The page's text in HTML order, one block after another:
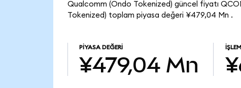
Qualcomm (Ondo Tokenized) güncel fiyatı
Tokenized) toplam piyasa değeri ¥479,04 Mn .
PIYASA DEĞERI
¥479,04 Mn